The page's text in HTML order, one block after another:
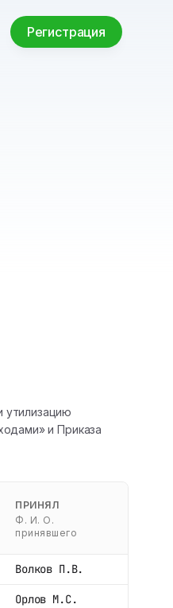
Регистрация
утилизацию
и Приказа
ПРИНЯЛ
Ф. И. О.
принявшего
Волков П.В.
Орлов М.С.